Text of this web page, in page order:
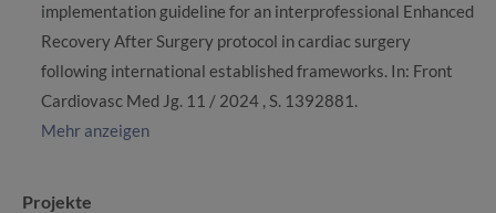
implementation guideline for an interprofessional Enhanced
Recovery After Surgery protocol in cardiac surgery
following international established frameworks. In: Front
Cardiovasc Med Jg. 11 / 2024 , S. 1392881.
Mehr anzeigen
Projekte